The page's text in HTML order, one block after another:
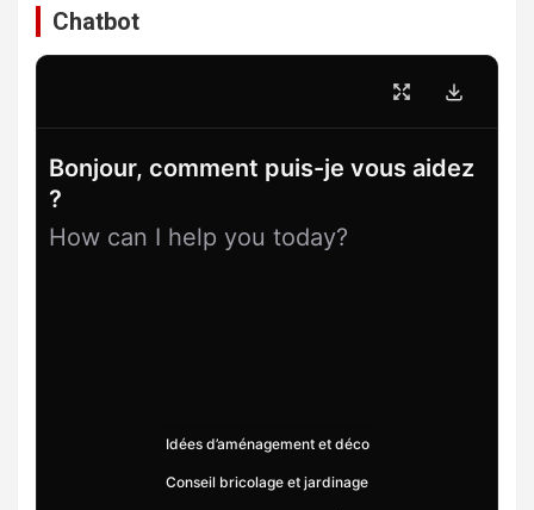
Chatbot
Bonjour, comment puis-je vous aidez
?
How can I help you today?
Idées d’aménagement et déco
Conseil bricolage et jardinage